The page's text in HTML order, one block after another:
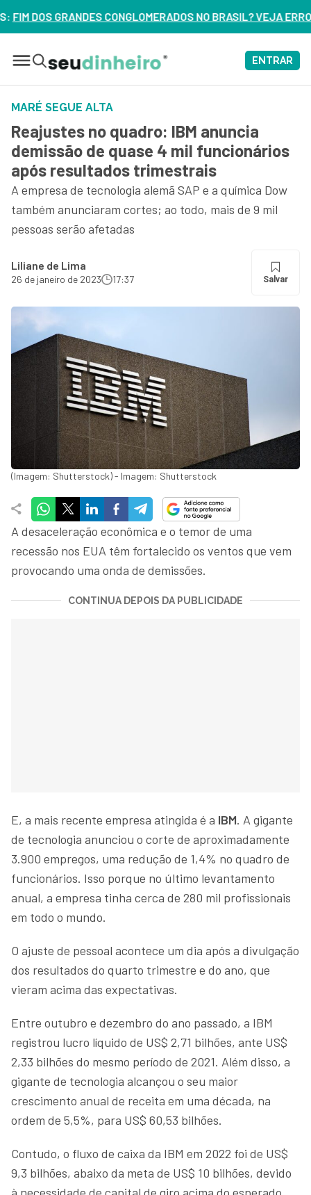
NO BRASIL? VEJA ERROS DE 3 DELES – ASSISTA
ENTRAR
MARÉ SEGUE ALTA
Reajustes no quadro: IBM anuncia
demissão de quase 4 mil funcionários
após resultados trimestrais
A empresa de tecnologia alemã SAP e a química Dow
também anunciaram cortes; ao todo, mais de 9 mil
pessoas serão afetadas
Liliane de Lima
26 de janeiro de 2023 17:37 Salvar
(Imagem: Shutterstock) - Imagem: Shutterstock
A desaceleração econômica e o temor de uma
recessão nos EUA têm fortalecido os ventos que vem
provocando uma onda de demissões.
CONTINUA DEPOIS DA PUBLICIDADE
E, a mais recente empresa atingida é a IBM. A gigante
de tecnologia anunciou o corte de aproximadamente
3.900 empregos, uma redução de 1,4% no quadro de
funcionários. Isso porque no último levantamento
anual, a empresa tinha cerca de 280 mil profissionais
em todo o mundo.
O ajuste de pessoal acontece um dia após a divulgação
dos resultados do quarto trimestre e do ano, que
vieram acima das expectativas.
Entre outubro e dezembro do ano passado, a IBM
registrou lucro líquido de US$ 2,71 bilhões, ante US$
2,33 bilhões do mesmo período de 2021. Além disso, a
gigante de tecnologia alcançou o seu maior
crescimento anual de receita em uma década, na
ordem de 5,5%, para US$ 60,53 bilhões.
Contudo, o fluxo de caixa da IBM em 2022 foi de US$
9,3 bilhões, abaixo da meta de US$ 10 bilhões, devido